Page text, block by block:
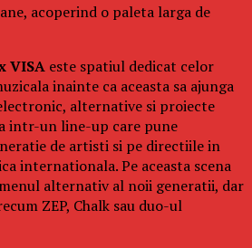
acoperind o paleta larga de
VISA este spatiul dedicat celor
inainte ca aceasta sa ajunga
alternative si proiecte
intr-un line-up care pune
de artisti si pe directiile in
internationala. Pe aceasta scena
alternativ al noii generatii, dar
ZEP, Chalk sau duo-ul